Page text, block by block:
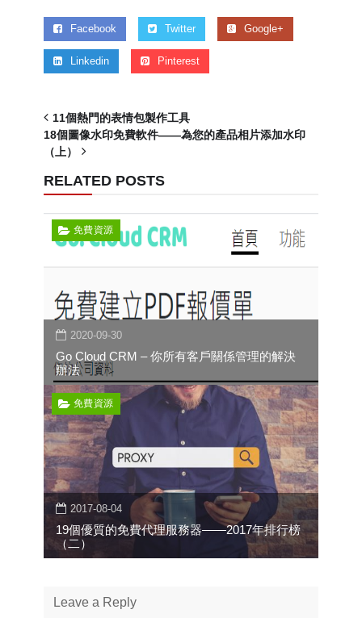
Facebook Twitter Google+
Linkedin Pinterest
11個熱門的表情包製作工具
18個圖像水印免費軟件——為您的產品相片添加水印
（上）
RELATED POSTS
免費資源
2020-09-30
Go Cloud CRM – 你所有客戶關係管理的解決
辦法
免費資源
2017-08-04
19個優質的免費代理服務器——2017年排行榜
（二）
Leave a Reply